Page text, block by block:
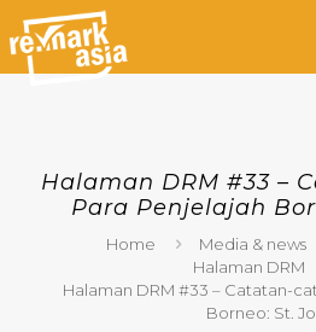
Halaman DRM #33 –
Para Penjelajah
Home Media & news
Halaman DRM
Halaman DRM #33 – Catatan-
Borneo: St.